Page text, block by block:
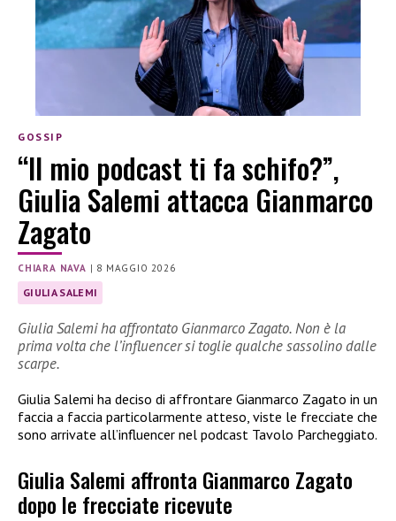
GOSSIP
“Il mio podcast ti fa schifo?”,
Giulia Salemi attacca Gianmarco
Zagato
CHIARA NAVA | 8 MAGGIO 2026
GIULIA SALEMI
Giulia Salemi ha affrontato Gianmarco Zagato. Non è la
prima volta che l’influencer si toglie qualche sassolino dalle
scarpe.
Giulia Salemi ha deciso di affrontare Gianmarco Zagato in un
faccia a faccia particolarmente atteso, viste le frecciate che
sono arrivate all’influencer nel podcast Tavolo Parcheggiato.
Giulia Salemi affronta Gianmarco Zagato
dopo le frecciate ricevute